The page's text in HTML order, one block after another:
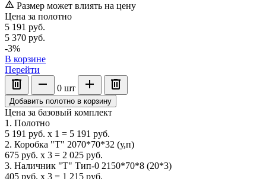
Размер может влиять на цену
Цена за полотно
5 191 руб.
5 370 руб.
-3%
В корзине
Перейти
0 шт
Добавить полотно в корзину
Цена за базовый комплект
1. Полотно
5 191 руб. x 1 = 5 191 руб.
2. Коробка "Т" 2070*70*32 (у,п)
675 руб. x 3 = 2 025 руб.
3. Наличник "Т" Тип-0 2150*70*8 (20*3)
405 руб. x 3 = 1 215 руб.